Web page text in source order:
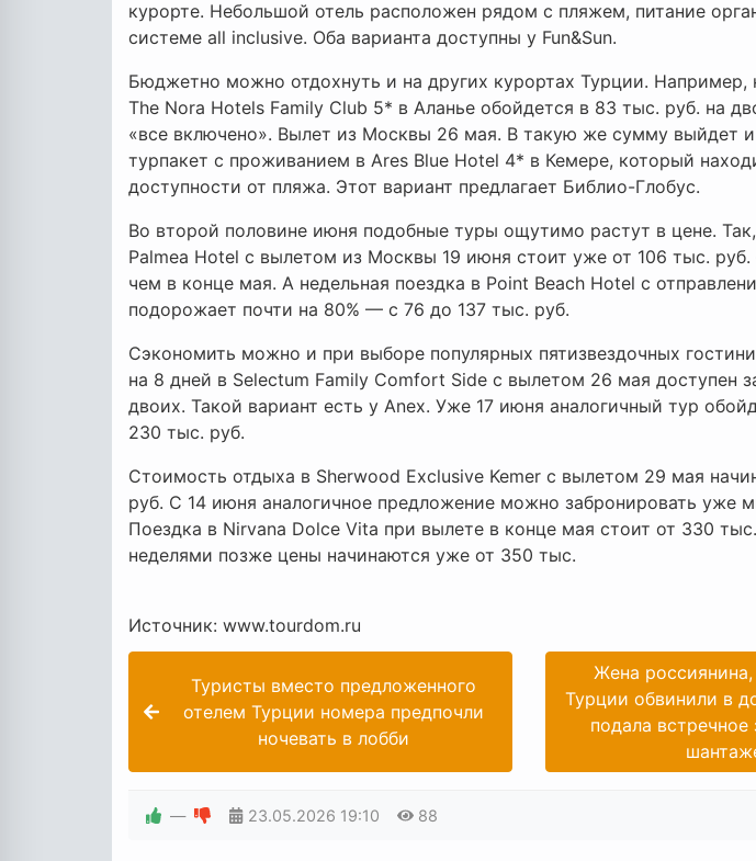
курорте. Небольшой отель расположен рядом с пляжем, питание
системе all inclusive. Оба варианта доступны у Fun&Sun.
Бюджетно можно отдохнуть и на других курортах Турции. Например,
The Nora Hotels Family Club 5* в Аланье обойдется в 83 тыс. руб. на
«все включено». Вылет из Москвы 26 мая. В такую же сумму выйдет
турпакет с проживанием в Ares Blue Hotel 4* в Кемере, который
доступности от пляжа. Этот вариант предлагает Библио-Глобус.
Во второй половине июня подобные туры ощутимо растут в цене.
Palmea Hotel с вылетом из Москвы 19 июня стоит уже от 106 тыс.
чем в конце мая. А недельная поездка в Point Beach Hotel с
подорожает почти на 80% — с 76 до 137 тыс. руб.
Сэкономить можно и при выборе популярных пятизвездочных
на 8 дней в Selectum Family Comfort Side с вылетом 26 мая доступен
двоих. Такой вариант есть у Anex. Уже 17 июня аналогичный тур
230 тыс. руб.
Стоимость отдыха в Sherwood Exclusive Kemer с вылетом 29 мая
руб. С 14 июня аналогичное предложение можно забронировать уже
Поездка в Nirvana Dolce Vita при вылете в конце мая стоит от 330
неделями позже цены начинаются уже от 350 тыс.
Источник: www.tourdom.ru
Туристы вместо предложенного
отелем Турции номера предпочли
ночевать в лобби
Жена
Турции обвинили в
подала встречное
— 23.05.2026 19:10 88